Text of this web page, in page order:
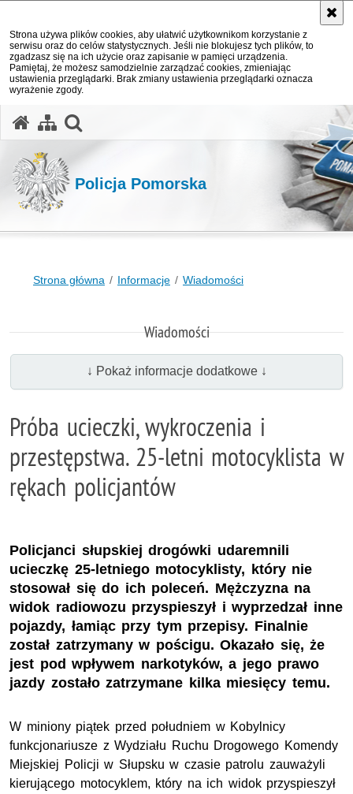
Strona używa plików cookies, aby ułatwić użytkownikom korzystanie z
serwisu oraz do celów statystycznych. Jeśli nie blokujesz tych plików, to
zgadzasz się na ich użycie oraz zapisanie w pamięci urządzenia.
Pamiętaj, że możesz samodzielnie zarządzać cookies, zmieniając
ustawienia przeglądarki. Brak zmiany ustawienia przeglądarki oznacza
wyrażenie zgody.
Policja Pomorska
Strona główna Informacje Wiadomości
Wiadomości
↓ Pokaż informacje dodatkowe ↓
Próba ucieczki, wykroczenia i
przestępstwa. 25-letni motocyklista w
rękach policjantów
Policjanci słupskiej drogówki udaremnili
ucieczkę 25-letniego motocyklisty, który nie
stosował się do ich poleceń. Mężczyzna na
widok radiowozu przyspieszył i wyprzedzał inne
pojazdy, łamiąc przy tym przepisy. Finalnie
został zatrzymany w pościgu. Okazało się, że
jest pod wpływem narkotyków, a jego prawo
jazdy zostało zatrzymane kilka miesięcy temu.
W miniony piątek przed południem w Kobylnicy
funkcjonariusze z Wydziału Ruchu Drogowego Komendy
Miejskiej Policji w Słupsku w czasie patrolu zauważyli
kierującego motocyklem, który na ich widok przyspieszył